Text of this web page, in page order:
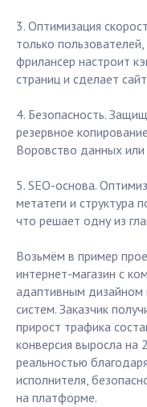
3. Оптимизация
только
фрилансер настроит
страниц и сделает
4. Безопасность.
резервное
Воровство данных или
5. SEO-основа.
метатеги и структура
что решает одну из
Возьмём в пример
интернет-магазин с
адаптивным
систем. Заказчик
прирост трафика
конверсия выросла на
реальностью
исполнителя,
на платформе.